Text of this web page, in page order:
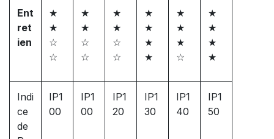
Ent
ret
ien
★
★
☆
☆
★
★
☆
☆
★
★
☆
☆
★
★
★
★
★
★
★
☆
★
★
★
★
Indi
ce
de
IP1
00
IP1
00
IP1
20
IP1
30
IP1
40
IP1
50